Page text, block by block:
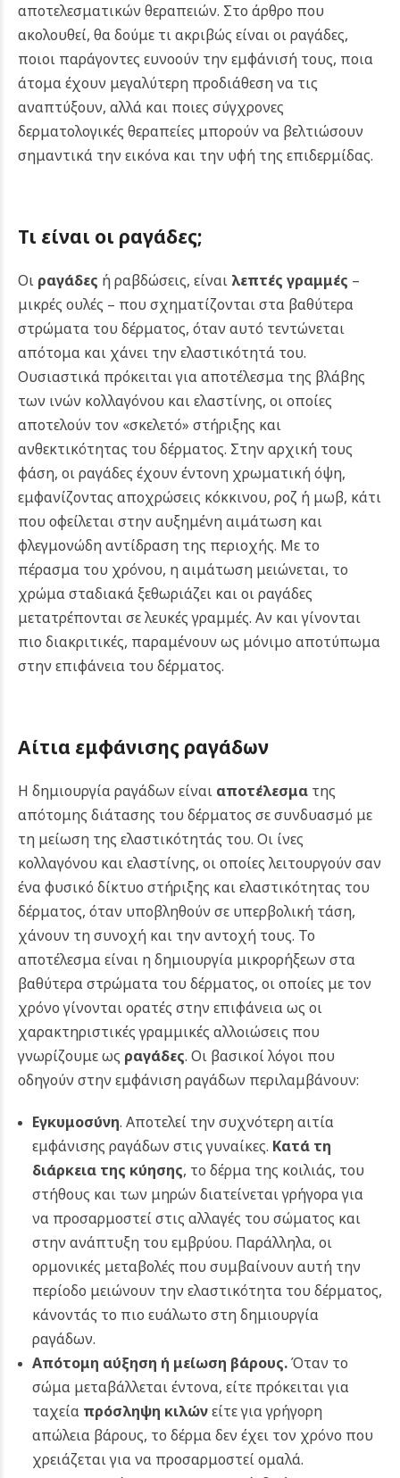
αποτελεσματικών θεραπειών. Στο άρθρο που
ακολουθεί, θα δούμε τι ακριβώς είναι οι ραγάδες,
ποιοι παράγοντες ευνοούν την εμφάνισή τους, ποια
άτομα έχουν μεγαλύτερη προδιάθεση να τις
αναπτύξουν, αλλά και ποιες σύγχρονες
δερματολογικές θεραπείες μπορούν να βελτιώσουν
σημαντικά την εικόνα και την υφή της επιδερμίδας.
Τι είναι οι ραγάδες;
Οι ραγάδες ή ραβδώσεις, είναι λεπτές γραμμές –
μικρές ουλές – που σχηματίζονται στα βαθύτερα
στρώματα του δέρματος, όταν αυτό τεντώνεται
απότομα και χάνει την ελαστικότητά του.
Ουσιαστικά πρόκειται για αποτέλεσμα της βλάβης
των ινών κολλαγόνου και ελαστίνης, οι οποίες
αποτελούν τον «σκελετό» στήριξης και
ανθεκτικότητας του δέρματος. Στην αρχική τους
φάση, οι ραγάδες έχουν έντονη χρωματική όψη,
εμφανίζοντας αποχρώσεις κόκκινου, ροζ ή μωβ, κάτι
που οφείλεται στην αυξημένη αιμάτωση και
φλεγμονώδη αντίδραση της περιοχής. Με το
πέρασμα του χρόνου, η αιμάτωση μειώνεται, το
χρώμα σταδιακά ξεθωριάζει και οι ραγάδες
μετατρέπονται σε λευκές γραμμές. Αν και γίνονται
πιο διακριτικές, παραμένουν ως μόνιμο αποτύπωμα
στην επιφάνεια του δέρματος.
Αίτια εμφάνισης ραγάδων
Η δημιουργία ραγάδων είναι αποτέλεσμα της
απότομης διάτασης του δέρματος σε συνδυασμό με
τη μείωση της ελαστικότητάς του. Οι ίνες
κολλαγόνου και ελαστίνης, οι οποίες λειτουργούν σαν
ένα φυσικό δίκτυο στήριξης και ελαστικότητας του
δέρματος, όταν υποβληθούν σε υπερβολική τάση,
χάνουν τη συνοχή και την αντοχή τους. Το
αποτέλεσμα είναι η δημιουργία μικρορήξεων στα
βαθύτερα στρώματα του δέρματος, οι οποίες με τον
χρόνο γίνονται ορατές στην επιφάνεια ως οι
χαρακτηριστικές γραμμικές αλλοιώσεις που
γνωρίζουμε ως ραγάδες. Οι βασικοί λόγοι που
οδηγούν στην εμφάνιση ραγάδων περιλαμβάνουν:
Εγκυμοσύνη. Αποτελεί την συχνότερη αιτία
εμφάνισης ραγάδων στις γυναίκες. Κατά τη
διάρκεια της κύησης, το δέρμα της κοιλιάς, του
στήθους και των μηρών διατείνεται γρήγορα για
να προσαρμοστεί στις αλλαγές του σώματος και
στην ανάπτυξη του εμβρύου. Παράλληλα, οι
ορμονικές μεταβολές που συμβαίνουν αυτή την
περίοδο μειώνουν την ελαστικότητα του δέρματος,
κάνοντάς το πιο ευάλωτο στη δημιουργία
ραγάδων.
Απότομη αύξηση ή μείωση βάρους.Όταν το
σώμα μεταβάλλεται έντονα, είτε πρόκειται για
ταχεία πρόσληψη κιλώνείτε για γρήγορη
απώλεια βάρους, το δέρμα δεν έχει τον χρόνο που
χρειάζεται για να προσαρμοστεί ομαλά.